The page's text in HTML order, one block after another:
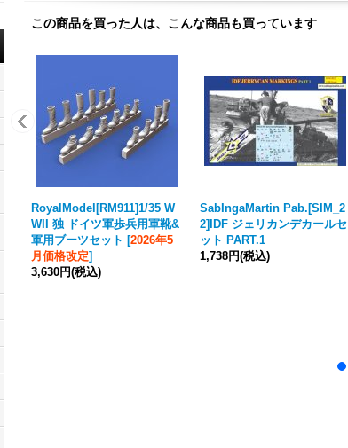
この商品を買った人は、こんな商品も買っています
RoyalModel[RM911]1/35 W
WII 独 ドイツ軍歩兵用軍靴&
軍用ブーツセット [2026年5
月価格改定]
3,630円(税込)
SabIngaMartin Pab.[SIM_2
2]IDF ジェリカンデカールセ
ット PART.1
1,738円(税込)